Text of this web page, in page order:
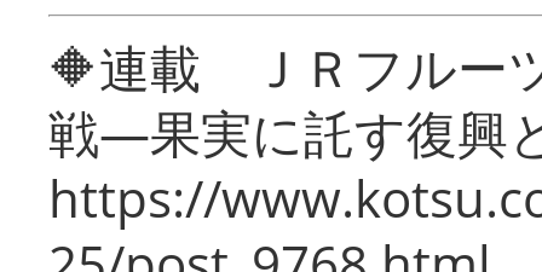
🔶連載 ＪＲフルー
戦―果実に託す復興
https://